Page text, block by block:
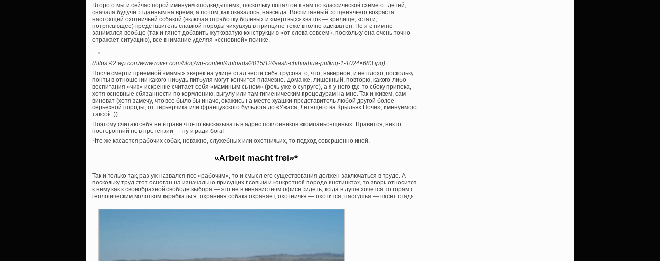
Второго мы и сейчас порой именуем «подкидышем», поскольку попал он к нам по классической схеме от детей,
сначала будучи отданным на время, а потом, как оказалось, навсегда. Воспитанный со щенячьего возраста
настоящей охотничьей собакой (включая отработку болевых и «мертвых» хваток — зрелище, кстати,
потрясающее) представитель славной породы чихуахуа в принципе тоже вполне адекватен. Но я с ним не
занимался вообще (так и тянет добавить жутковатую конструкцию «от слова совсем», поскольку она очень точно
отражает ситуацию), все внимание уделяя «основной» псинке.
(https://i2.wp.com/www.rover.com/blog/wp-content/uploads/2015/12/leash-chihuahua-pulling-1-1024×683.jpg)
После смерти приемной «мамы» зверек на улице стал вести себя трусовато, что, наверное, и не плохо, поскольку
понты в отношении какого-нибудь питбуля могут кончится плачевно. Дома же, лишенный, повторю, какого-либо
воспитания «чих» искренне считает себя «маминым сыном» (речь уже о супруге), а я у него где-то сбоку припека,
хотя основные обязанности по кормлению, выгулу или там гигиеническим процедурам на мне. Так и живем, сам
виноват (хотя замечу, что все было бы иначе, окажись на месте хуашки представитель любой другой более
серьезной породы, от терьерчика или французского бульдога до «Ужаса, Летящего на Крыльях Ночи», именуемого
таксой :)).
Поэтому считаю себя не вправе что-то высказывать в адрес поклонников «компаньонщины». Нравится, никто
посторонний не в претензии — ну и ради бога!
Что же касается рабочих собак, неважно, служебных или охотничьих, то подход совершенно иной.
«Arbeit macht frei»*
Так и только так, раз уж назвался пес «рабочим», то и смысл его существования должен заключаться в труде. А
поскольку труд этот основан на изначально присущих псовым и конкретной породе инстинктах, то зверь относится
к нему как к своеобразной свободе выбора — это не в ненавистном офисе сидеть, когда в душе хочется по горам с
геологическим молотком карабкаться: охранная собака охраняет, охотничья — охотится, пастушья — пасет стада.